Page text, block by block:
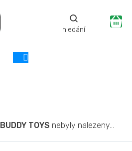
BUDDY TOYS nebyly nalezeny...